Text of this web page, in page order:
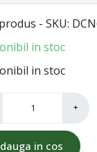
- SKU
in stoc
in stoc
+
in cos